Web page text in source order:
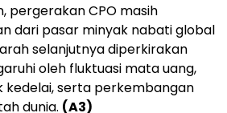
pergerakan CPO masih
dari pasar minyak nabati global
selanjutnya diperkirakan
oleh fluktuasi mata uang,
kedelai, serta perkembangan
dunia. (A3)